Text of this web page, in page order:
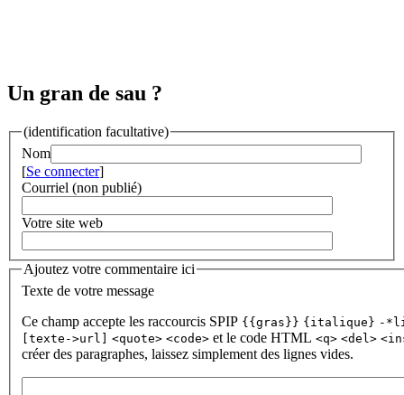
Un gran de sau ?
(identification facultative)
Nom
[Se connecter]
Courriel (non publié)
Votre site web
Ajoutez votre commentaire ici
Texte de votre message
Ce champ accepte les raccourcis SPIP {{gras}} {italique} -
[texte->url] <quote> <code> et le code HTML <q> <del>
créer des paragraphes, laissez simplement des lignes vides.